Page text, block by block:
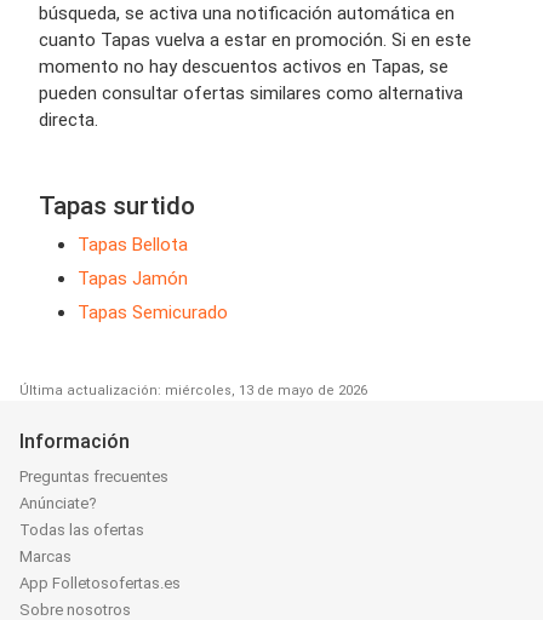
búsqueda, se activa una notificación automática en
cuanto Tapas vuelva a estar en promoción. Si en este
momento no hay descuentos activos en Tapas, se
pueden consultar ofertas similares como alternativa
directa.
Tapas surtido
Tapas Bellota
Tapas Jamón
Tapas Semicurado
Última actualización: miércoles, 13 de mayo de 2026
Información
Preguntas frecuentes
Anúnciate?
Todas las ofertas
Marcas
App Folletosofertas.es
Sobre nosotros